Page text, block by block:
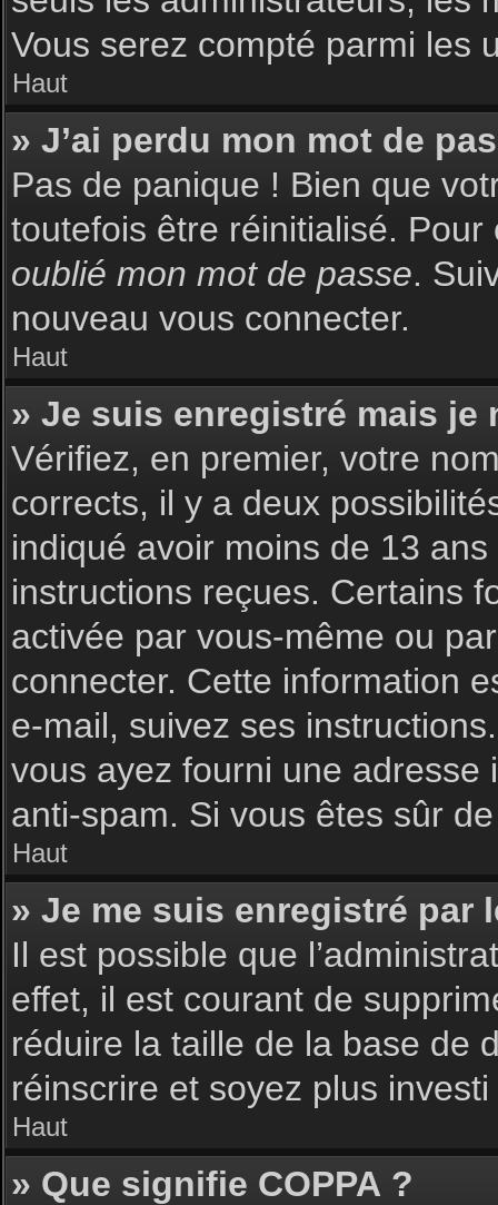
Vous serez compté parmi les
Haut
» J’ai perdu mon mot de
Pas de panique ! Bien que
toutefois être réinitialisé.
oublié mon mot de passe.
nouveau vous connecter.
Haut
» Je suis enregistré mais je
Vérifiez, en premier, votre
corrects, il y a deux
indiqué avoir moins de 13
instructions reçues. Certains
activée par vous-même ou
connecter. Cette information
e-mail, suivez ses
vous ayez fourni une adresse
anti-spam. Si vous êtes sûr
Haut
» Je me suis enregistré par
Il est possible que
effet, il est courant de
réduire la taille de la base de
réinscrire et soyez plus
Haut
» Que signifie COPPA ?